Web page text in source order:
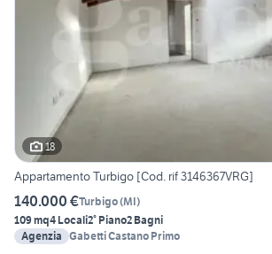
18
Appartamento Turbigo [Cod. rif 3146367VRG]
140.000 €Turbigo(MI)
109 mq4 Locali2° Piano2 Bagni
Agenzia Gabetti Castano Primo